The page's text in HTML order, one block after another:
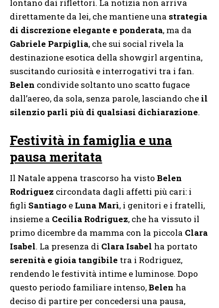
lontano dai riflettori. La notizia non arriva
direttamente da lei, che mantiene una strategia
di discrezione elegante e ponderata, ma da
Gabriele Parpiglia, che sui social rivela la
destinazione esotica della showgirl argentina,
suscitando curiosità e interrogativi tra i fan.
Belen condivide soltanto uno scatto fugace
dall’aereo, da sola, senza parole, lasciando che il
silenzio parli più di qualsiasi dichiarazione.
Festività in famiglia e una
pausa meritata
Il Natale appena trascorso ha visto Belen
Rodriguez circondata dagli affetti più cari: i
figli Santiago e Luna Marì, i genitori e i fratelli,
insieme a Cecilia Rodriguez, che ha vissuto il
primo dicembre da mamma con la piccola Clara
Isabel. La presenza di Clara Isabel ha portato
serenità e gioia tangibile tra i Rodriguez,
rendendo le festività intime e luminose. Dopo
questo periodo familiare intenso,Belen ha
deciso di partire per concedersi una pausa,